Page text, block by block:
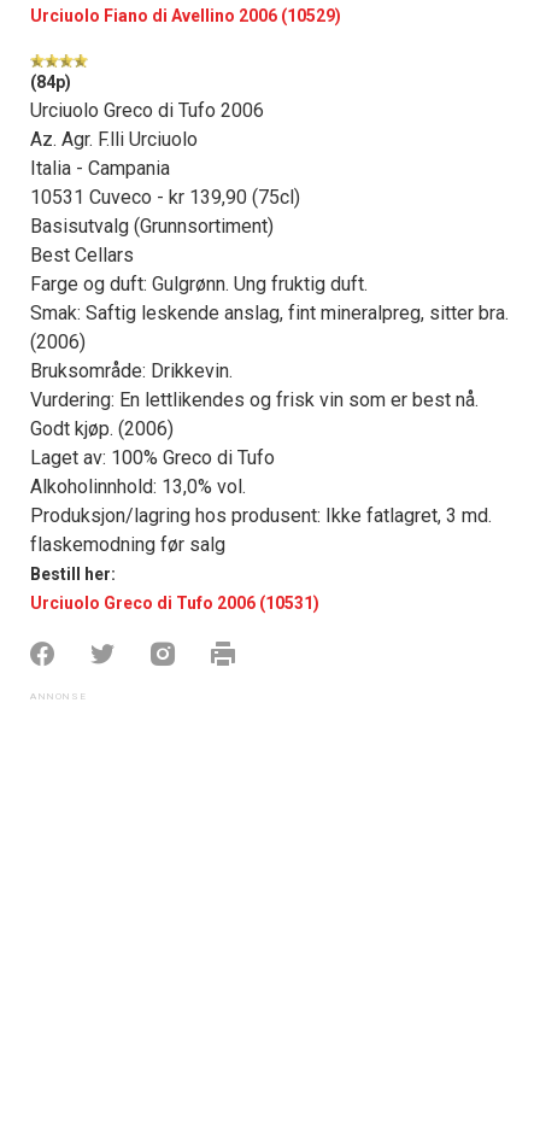
Urciuolo Fiano di Avellino 2006 (10529)
(84p)
Urciuolo Greco di Tufo 2006
Az. Agr. F.lli Urciuolo
Italia - Campania
10531 Cuveco - kr 139,90 (75cl)
Basisutvalg (Grunnsortiment)
Best Cellars
Farge og duft: Gulgrønn. Ung fruktig duft.
Smak: Saftig leskende anslag, fint mineralpreg, sitter bra.
(2006)
Bruksområde: Drikkevin.
Vurdering: En lettlikendes og frisk vin som er best nå.
Godt kjøp. (2006)
Laget av: 100% Greco di Tufo
Alkoholinnhold: 13,0% vol.
Produksjon/lagring hos produsent: Ikke fatlagret, 3 md.
flaskemodning før salg
Bestill her:
Urciuolo Greco di Tufo 2006 (10531)